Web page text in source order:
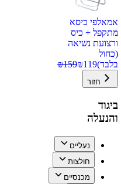
אמאלפי כיסא
מתקפל + כיס
ורצועת נשיאה
(כחול
בלבד)
₪119
₪159
חזור
ביגוד
והנעלה
נעליים
חולצות
מכנסיים